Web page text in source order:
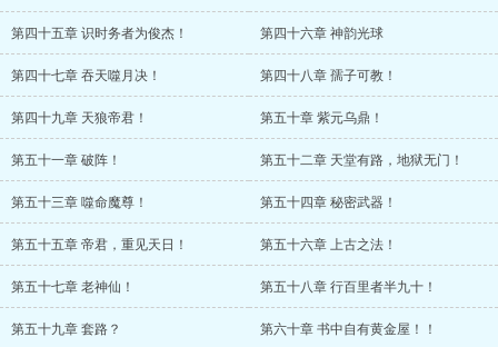
第四十五章 识时务者为俊杰！ 第四十六章 神韵光球
第四十七章 吞天噬月决！ 第四十八章 孺子可教！
第四十九章 天狼帝君！ 第五十章 紫元乌鼎！
第五十一章 破阵！ 第五十二章 天堂有路，地狱无门！
第五十三章 噬命魔尊！ 第五十四章 秘密武器！
第五十五章 帝君，重见天日！ 第五十六章 上古之法！
第五十七章 老神仙！ 第五十八章 行百里者半九十！
第五十九章 套路？ 第六十章 书中自有黄金屋！！